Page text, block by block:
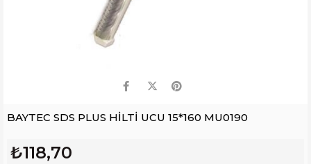
BAYTEC SDS PLUS HİLTİ UCU 15*160 MU0190
₺118,70